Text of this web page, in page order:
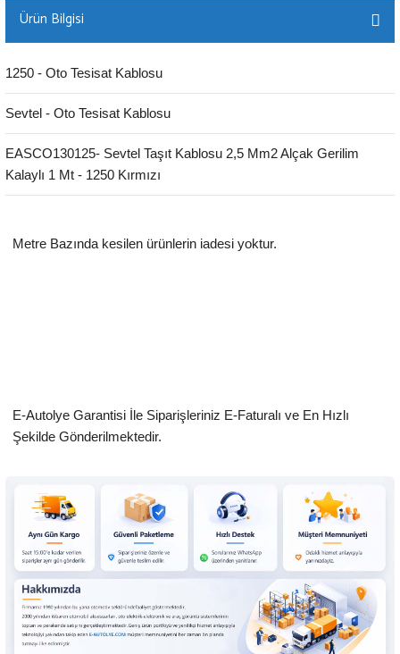
Ürün Bilgisi
1250 - Oto Tesisat Kablosu
Sevtel - Oto Tesisat Kablosu
EASCO130125- Sevtel Taşıt Kablosu 2,5 Mm2 Alçak Gerilim
Kalaylı 1 Mt - 1250 Kırmızı
Metre Bazında kesilen ürünlerin iadesi yoktur.
E-Autolye Garantisi İle Siparişleriniz E-Faturalı ve En Hızlı
Şekilde Gönderilmektedir.